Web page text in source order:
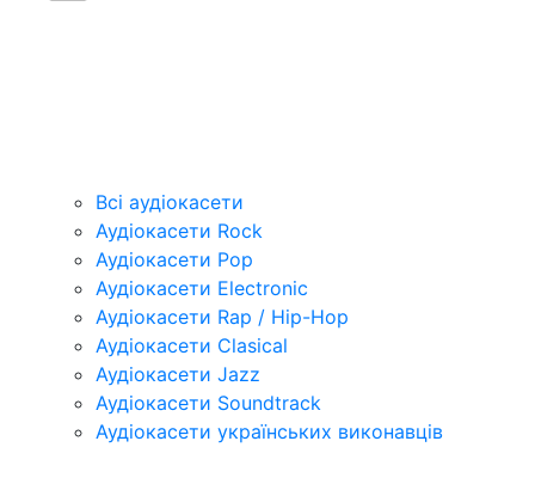
Всі аудіокасети
Аудіокасети Rock
Аудіокасети Pop
Аудіокасети Electronic
Аудіокасети Rap / Hip-Hop
Аудіокасети Clasical
Аудіокасети Jazz
Аудіокасети Soundtrack
Аудіокасети українських виконавців